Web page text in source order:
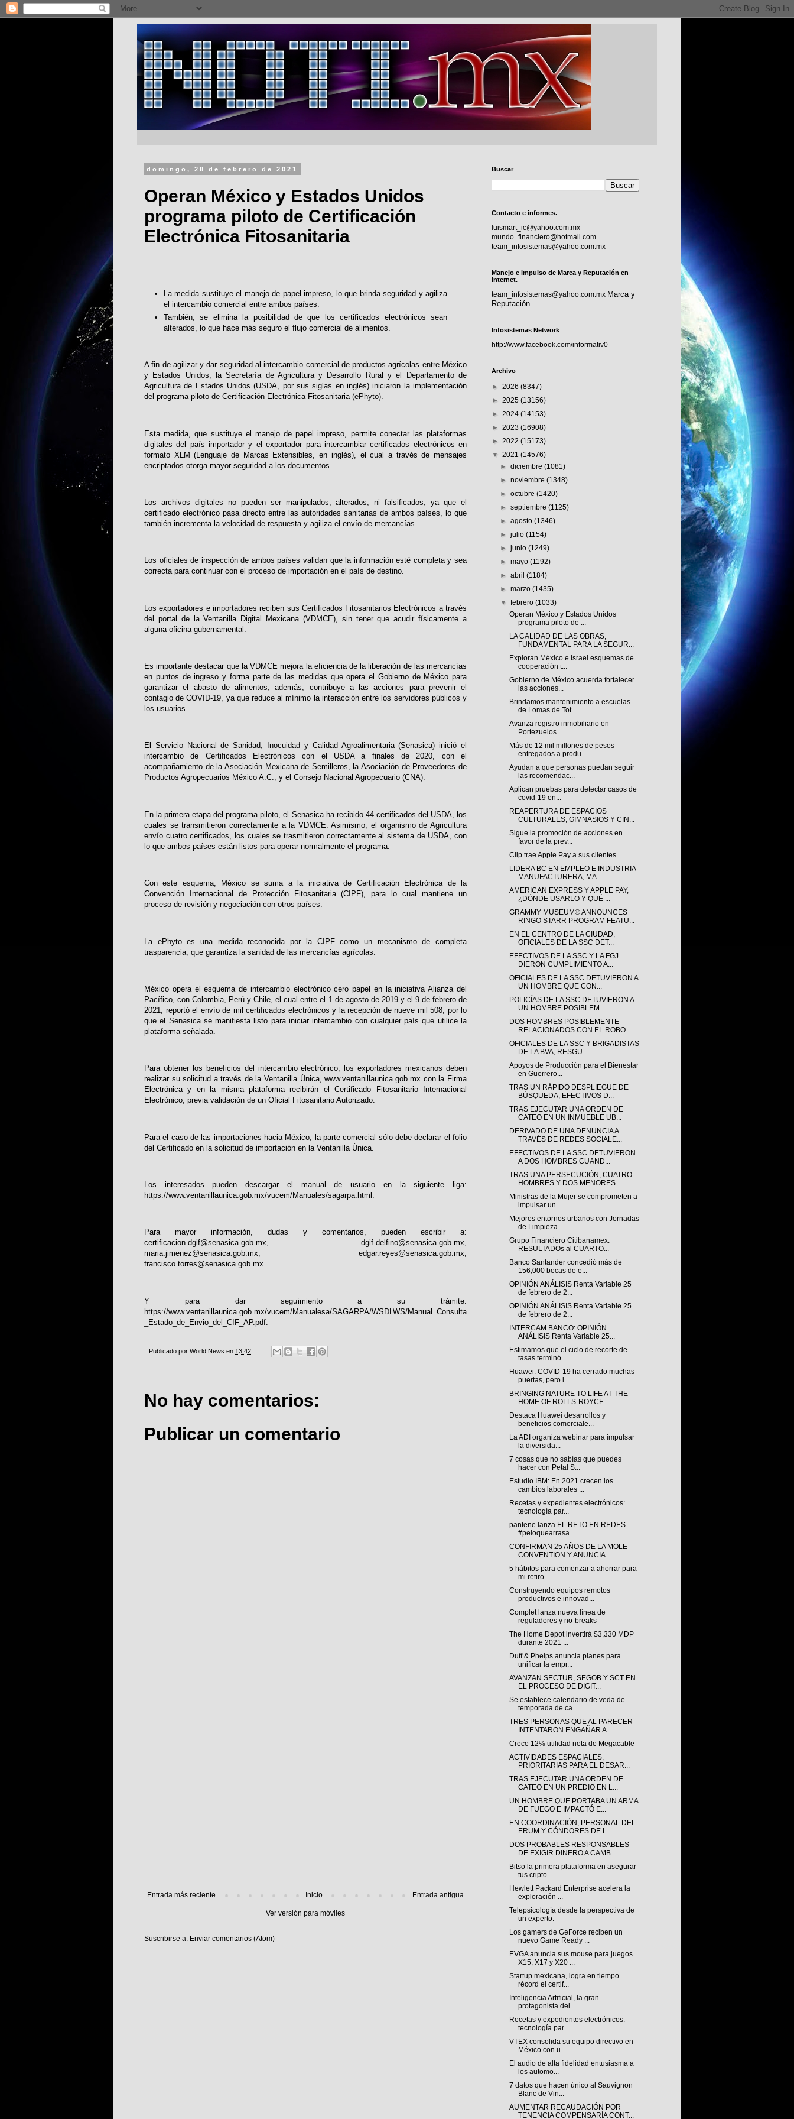
domingo, 28 de febrero de 2021
Operan México y Estados Unidos
programa piloto de Certificación
Electrónica Fitosanitaria
La medida sustituye el manejo de papel impreso, lo que brinda seguridad y agiliza
el intercambio comercial entre ambos países.
También, se elimina la posibilidad de que los certificados electrónicos sean
alterados, lo que hace más seguro el flujo comercial de alimentos.
A fin de agilizar y dar seguridad al intercambio comercial de productos agrícolas entre México
y Estados Unidos, la Secretaría de Agricultura y Desarrollo Rural y el Departamento de
Agricultura de Estados Unidos (USDA, por sus siglas en inglés) iniciaron la implementación
del programa piloto de Certificación Electrónica Fitosanitaria (ePhyto).
Esta medida, que sustituye el manejo de papel impreso, permite conectar las plataformas
digitales del país importador y el exportador para intercambiar certificados electrónicos en
formato XLM (Lenguaje de Marcas Extensibles, en inglés), el cual a través de mensajes
encriptados otorga mayor seguridad a los documentos.
Los archivos digitales no pueden ser manipulados, alterados, ni falsificados, ya que el
certificado electrónico pasa directo entre las autoridades sanitarias de ambos países, lo que
también incrementa la velocidad de respuesta y agiliza el envío de mercancías.
Los oficiales de inspección de ambos países validan que la información esté completa y sea
correcta para continuar con el proceso de importación en el país de destino.
Los exportadores e importadores reciben sus Certificados Fitosanitarios Electrónicos a través
del portal de la Ventanilla Digital Mexicana (VDMCE), sin tener que acudir físicamente a
alguna oficina gubernamental.
Es importante destacar que la VDMCE mejora la eficiencia de la liberación de las mercancías
en puntos de ingreso y forma parte de las medidas que opera el Gobierno de México para
garantizar el abasto de alimentos, además, contribuye a las acciones para prevenir el
contagio de COVID-19, ya que reduce al mínimo la interacción entre los servidores públicos y
los usuarios.
El Servicio Nacional de Sanidad, Inocuidad y Calidad Agroalimentaria (Senasica) inició el
intercambio de Certificados Electrónicos con el USDA a finales de 2020, con el
acompañamiento de la Asociación Mexicana de Semilleros, la Asociación de Proveedores de
Productos Agropecuarios México A.C., y el Consejo Nacional Agropecuario (CNA).
En la primera etapa del programa piloto, el Senasica ha recibido 44 certificados del USDA, los
cuales se transmitieron correctamente a la VDMCE. Asimismo, el organismo de Agricultura
envío cuatro certificados, los cuales se trasmitieron correctamente al sistema de USDA, con
lo que ambos países están listos para operar normalmente el programa.
Con este esquema, México se suma a la iniciativa de Certificación Electrónica de la
Convención Internacional de Protección Fitosanitaria (CIPF), para lo cual mantiene un
proceso de revisión y negociación con otros países.
La ePhyto es una medida reconocida por la CIPF como un mecanismo de completa
trasparencia, que garantiza la sanidad de las mercancías agrícolas.
México opera el esquema de intercambio electrónico cero papel en la iniciativa Alianza del
Pacífico, con Colombia, Perú y Chile, el cual entre el 1 de agosto de 2019 y el 9 de febrero de
2021, reportó el envío de mil certificados electrónicos y la recepción de nueve mil 508, por lo
que el Senasica se manifiesta listo para iniciar intercambio con cualquier país que utilice la
plataforma señalada.
Para obtener los beneficios del intercambio electrónico, los exportadores mexicanos deben
realizar su solicitud a través de la Ventanilla Única,www.ventanillaunica.gob.mx con la Firma
Electrónica y en la misma plataforma recibirán el Certificado Fitosanitario Internacional
Electrónico, previa validación de un Oficial Fitosanitario Autorizado.
Para el caso de las importaciones hacia México, la parte comercial sólo debe declarar el folio
del Certificado en la solicitud de importación en la Ventanilla Única.
Los interesados pueden descargar el manual de usuario en la siguiente liga:
https://www.ventanillaunica.gob.mx/vucem/Manuales/sagarpa.html .
Para mayor información, dudas y comentarios, pueden escribir a:
certificacion.dgif@senasica.gob.mx, dgif-delfino@senasica.gob.mx,
maria.jimenez@senasica.gob.mx, edgar.reyes@senasica.gob.mx,
francisco.torres@senasica.gob.mx.
Y para dar seguimiento a su trámite:
https://www.ventanillaunica.gob.mx/vucem/Manualesa/SAGARPA/WSDLWS/Manual_Consulta
_Estado_de_Envio_del_CIF_AP.pdf
Publicado por World News en 13:42
No hay comentarios:
Publicar un comentario
Entrada más reciente Entrada antigua
Inicio
Ver versión para móviles
Suscribirse a: Enviar comentarios (Atom)
Buscar
Contacto e informes.
luismart_ic@yahoo.com.mx
mundo_financiero@hotmail.com
team_infosistemas@yahoo.com.mx
Manejo e impulso de Marca y Reputación en
Internet.
team_infosistemas@yahoo.com.mx Marca y
Reputación
Infosistemas Network
http://www.facebook.com/informativ0
Archivo
► 2026 (8347)
► 2025 (13156)
► 2024 (14153)
► 2023 (16908)
► 2022 (15173)
▼ 2021 (14576)
►diciembre(1081)
►noviembre(1348)
►octubre(1420)
►septiembre(1125)
►agosto(1346)
►julio(1154)
►junio(1249)
►mayo(1192)
►abril(1184)
►marzo(1435)
▼febrero(1033)
Operan México y Estados Unidos
programa piloto de ...
LA CALIDAD DE LAS OBRAS,
FUNDAMENTAL PARA LA SEGUR...
Exploran México e Israel esquemas de
cooperación t...
Gobierno de México acuerda fortalecer
las acciones...
Brindamos mantenimiento a escuelas
de Lomas de Tot...
Avanza registro inmobiliario en
Portezuelos
Más de 12 mil millones de pesos
entregados a produ...
Ayudan a que personas puedan seguir
las recomendac...
Aplican pruebas para detectar casos de
covid-19 en...
REAPERTURA DE ESPACIOS
CULTURALES, GIMNASIOS Y CIN...
Sigue la promoción de acciones en
favor de la prev...
Clip trae Apple Pay a sus clientes
LIDERA BC EN EMPLEO E INDUSTRIA
MANUFACTURERA, MA...
AMERICAN EXPRESS Y APPLE PAY,
¿DÓNDE USARLO Y QUÉ ...
GRAMMY MUSEUM® ANNOUNCES
RINGO STARR PROGRAM FEATU...
EN EL CENTRO DE LA CIUDAD,
OFICIALES DE LA SSC DET...
EFECTIVOS DE LA SSC Y LA FGJ
DIERON CUMPLIMIENTO A...
OFICIALES DE LA SSC DETUVIERON A
UN HOMBRE QUE CON...
POLICÍAS DE LA SSC DETUVIERON A
UN HOMBRE POSIBLEM...
DOS HOMBRES POSIBLEMENTE
RELACIONADOS CON EL ROBO ...
OFICIALES DE LA SSC Y BRIGADISTAS
DE LA BVA, RESGU...
Apoyos de Producción para el Bienestar
en Guerrero...
TRAS UN RÁPIDO DESPLIEGUE DE
BÚSQUEDA, EFECTIVOS D...
TRAS EJECUTAR UNA ORDEN DE
CATEO EN UN INMUEBLE UB...
DERIVADO DE UNA DENUNCIA A
TRAVÉS DE REDES SOCIALE...
EFECTIVOS DE LA SSC DETUVIERON
A DOS HOMBRES CUAND...
TRAS UNA PERSECUCIÓN, CUATRO
HOMBRES Y DOS MENORES...
Ministras de la Mujer se comprometen a
impulsar un...
Mejores entornos urbanos con Jornadas
de Limpieza
Grupo Financiero Citibanamex:
RESULTADOs al CUARTO...
Banco Santander concedió más de
156,000 becas de e...
OPINIÓN ANÁLISIS Renta Variable 25
de febrero de 2...
OPINIÓN ANÁLISIS Renta Variable 25
de febrero de 2...
INTERCAM BANCO: OPINIÓN
ANÁLISIS Renta Variable 25...
Estimamos que el ciclo de recorte de
tasas terminó
Huawei: COVID-19 ha cerrado muchas
puertas, pero l...
BRINGING NATURE TO LIFE AT THE
HOME OF ROLLS-ROYCE
Destaca Huawei desarrollos y
beneficios comerciale...
La ADI organiza webinar para impulsar
la diversida...
7 cosas que no sabías que puedes
hacer con Petal S...
Estudio IBM: En 2021 crecen los
cambios laborales ...
Recetas y expedientes electrónicos:
tecnología par...
pantene lanza EL RETO EN REDES
#peloquearrasa
CONFIRMAN 25 AÑOS DE LA MOLE
CONVENTION Y ANUNCIA...
5 hábitos para comenzar a ahorrar para
mi retiro
Construyendo equipos remotos
productivos e innovad...
Complet lanza nueva línea de
reguladores y no-breaks
The Home Depot invertirá $3,330 MDP
durante 2021 ...
Duff & Phelps anuncia planes para
unificar la empr...
AVANZAN SECTUR, SEGOB Y SCT EN
EL PROCESO DE DIGIT...
Se establece calendario de veda de
temporada de ca...
TRES PERSONAS QUE AL PARECER
INTENTARON ENGAÑAR A ...
Crece 12% utilidad neta de Megacable
ACTIVIDADES ESPACIALES,
PRIORITARIAS PARA EL DESAR...
TRAS EJECUTAR UNA ORDEN DE
CATEO EN UN PREDIO EN L...
UN HOMBRE QUE PORTABA UN ARMA
DE FUEGO E IMPACTÓ E...
EN COORDINACIÓN, PERSONAL DEL
ERUM Y CÓNDORES DE L...
DOS PROBABLES RESPONSABLES
DE EXIGIR DINERO A CAMB...
Bitso la primera plataforma en asegurar
tus cripto...
Hewlett Packard Enterprise acelera la
exploración ...
Telepsicología desde la perspectiva de
un experto.
Los gamers de GeForce reciben un
nuevo Game Ready ...
EVGA anuncia sus mouse para juegos
X15, X17 y X20 ...
Startup mexicana, logra en tiempo
récord el certif...
Inteligencia Artificial, la gran
protagonista del ...
Recetas y expedientes electrónicos:
tecnología par...
VTEX consolida su equipo directivo en
México con u...
El audio de alta fidelidad entusiasma a
los automo...
7 datos que hacen único al Sauvignon
Blanc de Vin...
AUMENTAR RECAUDACIÓN POR
TENENCIA COMPENSARÍA CONT...